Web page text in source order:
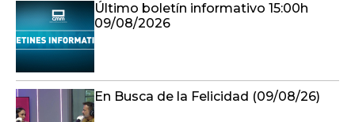
Último boletín informativo 15:00h
09/08/2026
En Busca de la Felicidad (09/08/26)